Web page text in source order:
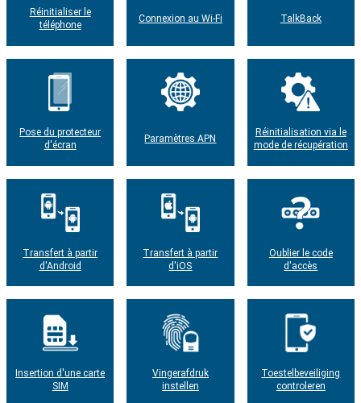
Réinitialiser le
téléphone
Connexion au Wi-Fi TalkBack
Pose du protecteur
d'écran
Paramètres APN
Réinitialisation via le
mode de récupération
Transfert à partir
d'Android
Transfert à partir
d'iOS
Oublier le code
d'accès
Insertion d'une carte
SIM
Vingerafdruk
instellen
Toestelbeveiliging
controleren